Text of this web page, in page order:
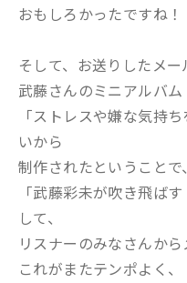
おもしろかったですね！
そして、お送りしたメー
武藤さんのミニアルバ
「ストレスや嫌な気持
いから
制作されたということで、
「武藤彩未が吹き飛ば
して、
リスナーのみなさんか
これがまたテンポよく、